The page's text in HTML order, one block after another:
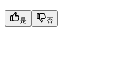
是 否